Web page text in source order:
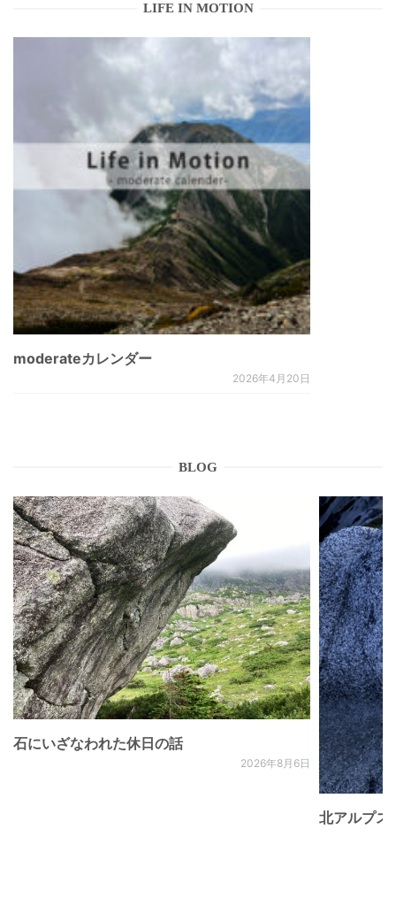
LIFE IN MOTION
moderateカレンダー
2026年4月20日
BLOG
石にいざなわれた休日の話
2026年8月6日
北アルプ